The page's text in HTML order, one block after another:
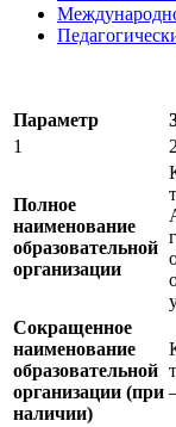
Параметр
1
2
Полное
наименование
образовательной
организации
Сокращенное
наименование
образовательной
организации (при
наличии)